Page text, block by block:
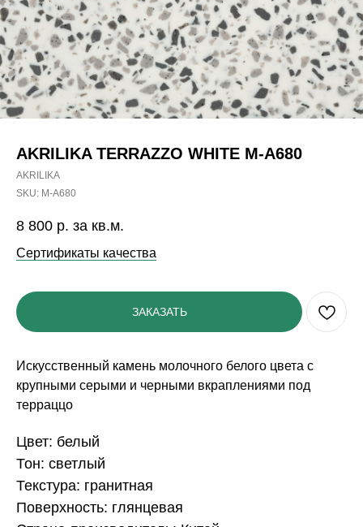
AKRILIKA TERRAZZO WHITE M-A680
AKRILIKA
SKU: M-A680
8 800 р. за кв.м.
Сертификаты качества
ЗАКАЗАТЬ
Искусственный камень молочного белого цвета с
крупными серыми и черными вкраплениями под
терраццо
Цвет: белый
Тон: светлый
Текстура: гранитная
Поверхность: глянцевая